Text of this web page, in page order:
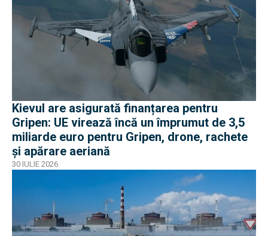
Kievul are asigurată finanțarea pentru
Gripen: UE virează încă un împrumut de 3,5
miliarde euro pentru Gripen, drone, rachete
și apărare aeriană
30 IULIE 2026